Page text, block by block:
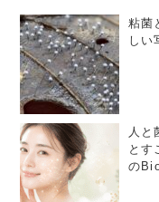
粘菌
しい
人と
とす
の